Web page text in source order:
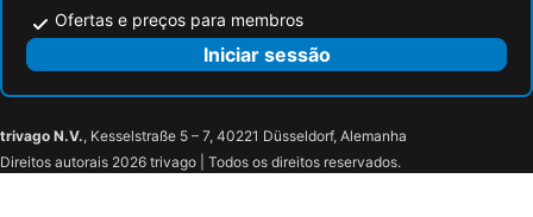
Ofertas e preços para membros
Iniciar sessão
trivago N.V., Kesselstraße 5 – 7, 40221 Düsseldorf, Alemanha
Direitos autorais 2026 trivago | Todos os direitos reservados.